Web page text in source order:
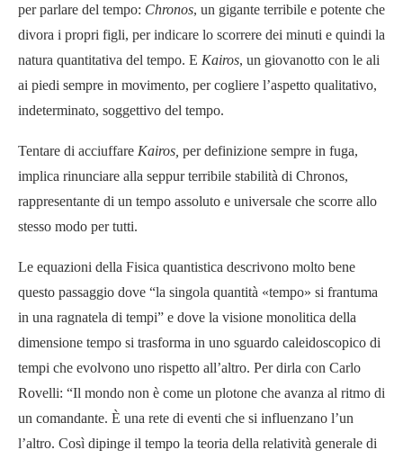
per parlare del tempo: Chronos, un gigante terribile e potente che
divora i propri figli, per indicare lo scorrere dei minuti e quindi la
natura quantitativa del tempo. E Kairos, un giovanotto con le ali
ai piedi sempre in movimento, per cogliere l’aspetto qualitativo,
indeterminato, soggettivo del tempo.
Tentare di acciuffare Kairos, per definizione sempre in fuga,
implica rinunciare alla seppur terribile stabilità di Chronos,
rappresentante di un tempo assoluto e universale che scorre allo
stesso modo per tutti.
Le equazioni della Fisica quantistica descrivono molto bene
questo passaggio dove “la singola quantità «tempo» si frantuma
in una ragnatela di tempi” e dove la visione monolitica della
dimensione tempo si trasforma in uno sguardo caleidoscopico di
tempi che evolvono uno rispetto all’altro. Per dirla con Carlo
Rovelli: “Il mondo non è come un plotone che avanza al ritmo di
un comandante. È una rete di eventi che si influenzano l’un
l’altro. Così dipinge il tempo la teoria della relatività generale di